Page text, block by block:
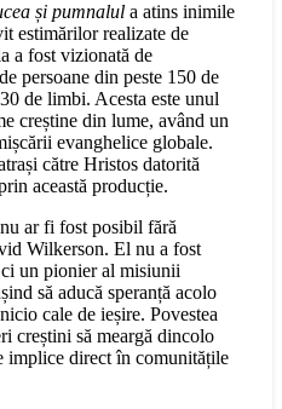
și pumnalul a atins inimile
estimărilor realizate de
a fost vizionată de
persoane din peste 150 de
de limbi. Acesta este unul
creștine din lume, având un
evanghelice globale.
către Hristos datorită
această producție.
ar fi fost posibil fără
Wilkerson. El nu a fost
un pionier al misiunii
să aducă speranță acolo
cale de ieșire. Povestea
creștini să meargă dincolo
implice direct în comunitățile